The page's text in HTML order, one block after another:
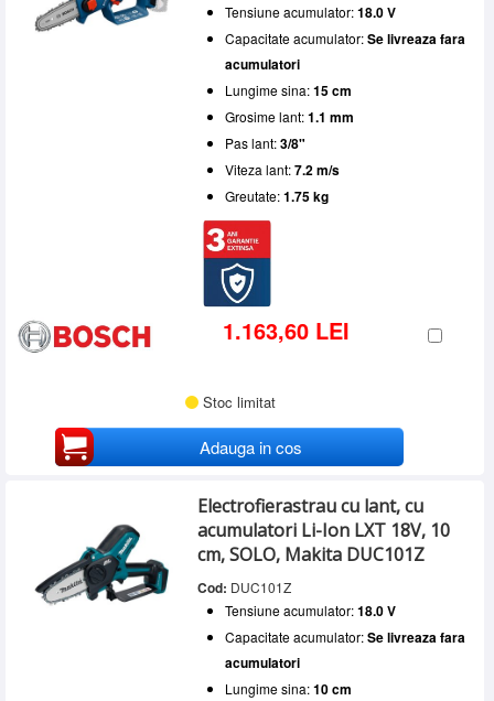
Tensiune acumulator:18.0 V
Capacitate acumulator:Se livreaza fara
acumulatori
Lungime sina:15 cm
Grosime lant:1.1 mm
Pas lant:3/8"
Viteza lant:7.2 m/s
Greutate:1.75 kg
1.163,60 LEI
Stoc limitat
Adauga in cos
Electrofierastrau cu lant, cu
acumulatori Li-Ion LXT 18V, 10
cm, SOLO, Makita DUC101Z
Cod: DUC101Z
Tensiune acumulator:18.0 V
Capacitate acumulator:Se livreaza fara
acumulatori
Lungime sina:10 cm